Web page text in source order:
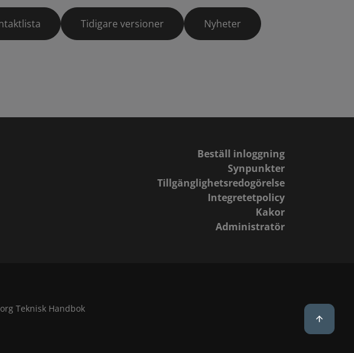
Tidigare versioner Nyheter
Beställ inloggning
Synpunkter
Tillgänglighetsredogörelse
Integretetpolicy
Kakor
Administratör
Teknisk Handbok
Back to